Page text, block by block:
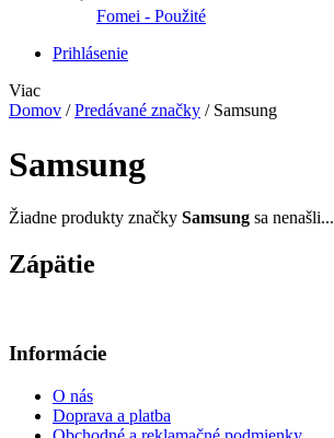
Fomei - Použité
Prihlásenie
Viac
Domov / Predávané značky / Samsung
Samsung
Žiadne produkty značky Samsung sa nenašli...
Zápätie
Informácie
O nás
Doprava a platba